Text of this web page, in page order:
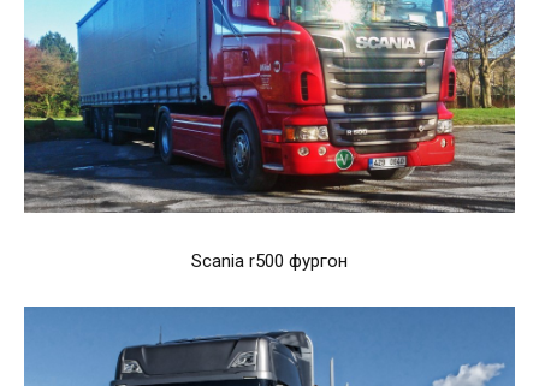
Scania r500 фургон